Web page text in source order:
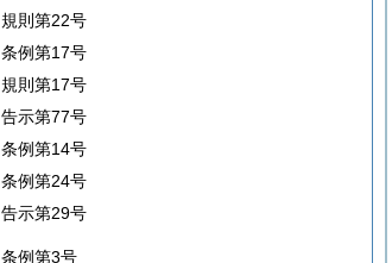
規則第22号
条例第17号
規則第17号
告示第77号
条例第14号
条例第24号
告示第29号
条例第3号